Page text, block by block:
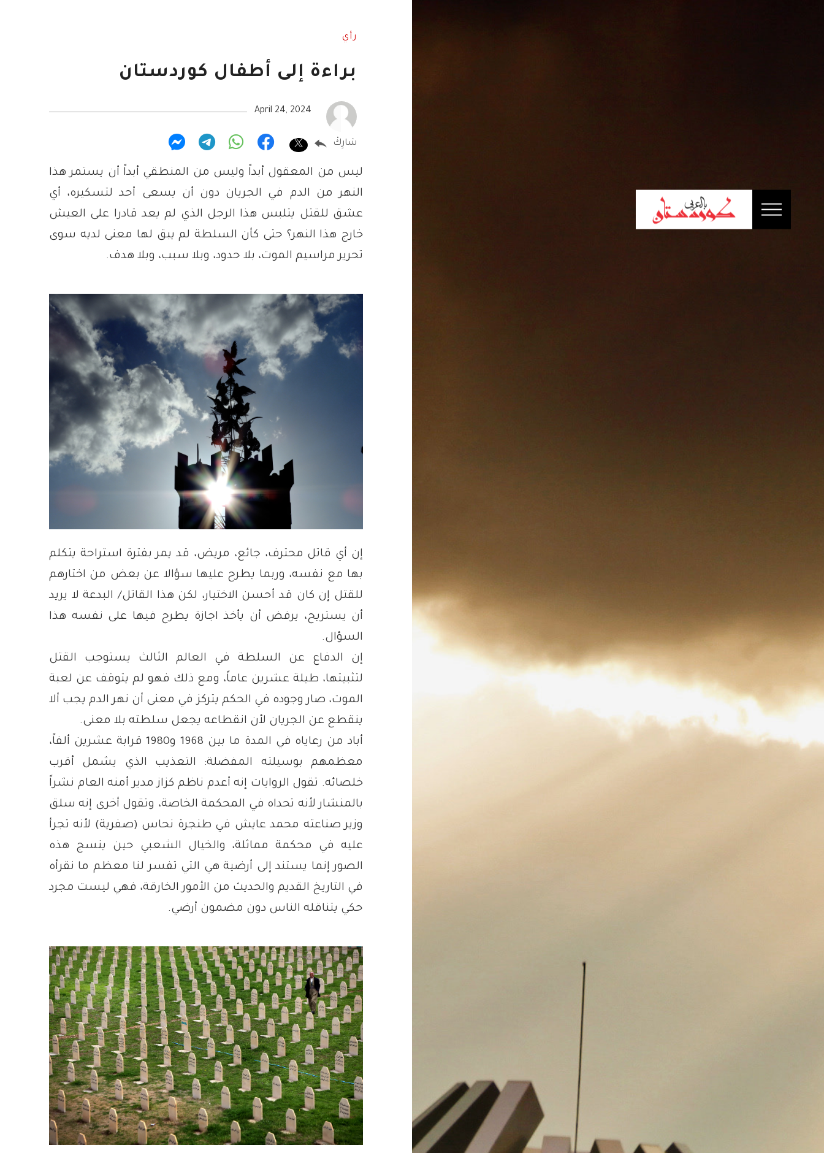
رأي
براءة إلى أطفال كوردستان
April 24, 2024
شارِكْ
ليس من المعقول أبداً وليس من المنطقي أبداً أن يستمر هذا
النهر من الدم في الجريان دون أن يسعى أحد لتسكيره، أي
عشق للقتل يتلبس هذا الرجل الذي لم يعد قادرا على العيش
خارج هذا النهر؟ حتى كأن السلطة لم يبق لها معنى لديه سوى
تحرير مراسيم الموت، بلا حدود، وبلا سبب، وبلا هدف.
إن أي قاتل محترف، جائع، مريض، قد يمر بفترة استراحة يتكلم
بها مع نفسه، وربما يطرح عليها سؤالا عن بعض من اختارهم
للقتل إن كان قد أحسن الاختيار، لكن هذا القاتل/ البدعة لا يريد
أن يستريح، يرفض أن يأخذ اجازة يطرح فيها على نفسه هذا
السؤال.
إن الدفاع عن السلطة في العالم الثالث يستوجب القتل
لتثبيتها، طيلة عشرين عاماً، ومع ذلك فهو لم يتوقف عن لعبة
الموت، صار وجوده في الحكم يتركز في معنى أن نهر الدم يجب ألا
ينقطع عن الجريان لأن انقطاعه يجعل سلطته بلا معنى.
أباد من رعاياه في المدة ما بين 1968 و1980 قرابة عشرين ألفاً،
معظمهم بوسيلته المفضلة: التعذيب الذي يشمل أقرب
خلصائه. تقول الروايات إنه أعدم ناظم كزاز مدير أمنه العام نشراً
بالمنشار لأنه تحداه في المحكمة الخاصة، وتقول أخرى إنه سلق
وزير صناعته محمد عايش في طنجرة نحاس (صفرية) لأنه تجرأ
عليه في محكمة مماثلة، والخيال الشعبي حين ينسج هذه
الصور إنما يستند إلى أرضية هي التي تفسر لنا معظم ما نقرأه
في التاريخ القديم والحديث من الأمور الخارقة، فهي ليست مجرد
حكي يتناقله الناس دون مضمون أرضي.
إقتصاد